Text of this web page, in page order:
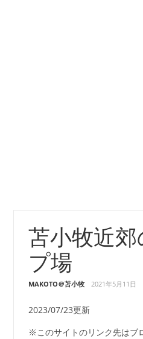
苫小牧近
プ場
MAKOTO＠苫小牧 2021年5月11日
2023/07/23更新
※このサイトのリンク先はブ